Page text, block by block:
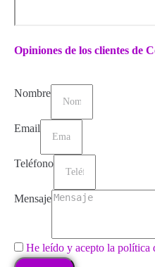
Opiniones de los clientes de
Nombre
Email
Teléfono
Mensaje
He leído y acepto la política